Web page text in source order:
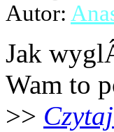
Autor:
Jak
Wam to
>>